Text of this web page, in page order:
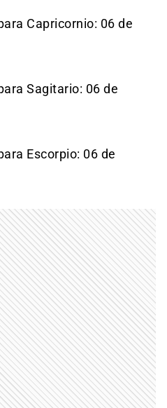
Capricornio: 06 de
Sagitario: 06 de
Escorpio: 06 de